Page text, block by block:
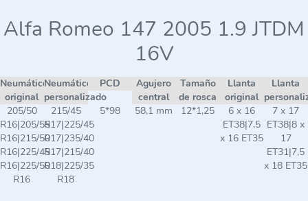
Alfa Romeo 147 2005 1.9 JTDM
16V
Neumático
original
Neumático
personalizado
PCD
Agujero
central
Tamaño
de rosca
Llanta
original
Llanta
205/50
R16|205/55
R16|215/50
R16|225/45
R16|225/50
R16
215/45
R17|225/45
R17|235/40
R17|215/40
R18|225/35
R18
5*98 58,1 mm 12*1,25
6 x 16
ET38|7,5
x 16 ET35
7 x 17
ET38|8 x
17
ET31|7,5
x 18 ET35